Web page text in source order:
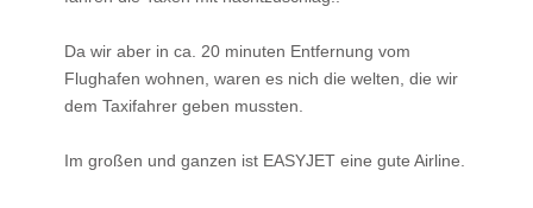
Da wir aber in ca. 20 minuten Entfernung vom
Flughafen wohnen, waren es nich die welten, die wir
dem Taxifahrer geben mussten.
Im großen und ganzen ist EASYJET eine gute Airline.